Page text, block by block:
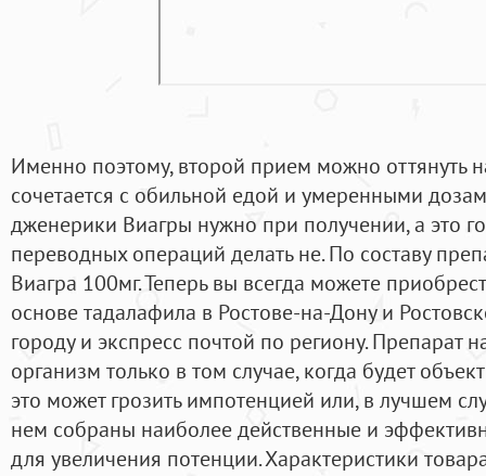
Именно поэтому, второй прием можно оттянуть
сочетается с обильной едой и умеренными
дженерики Виагры нужно при получении, а это
переводных операций делать не. По составу
Виагра 100мг. Теперь вы всегда можете
основе тадалафила в Ростове-на-Дону и
городу и экспресс почтой по региону. Препарат
организм только в том случае, когда будет
это может грозить импотенцией или, в лучшем
нем собраны наиболее действенные и
для увеличения потенции. Характеристики